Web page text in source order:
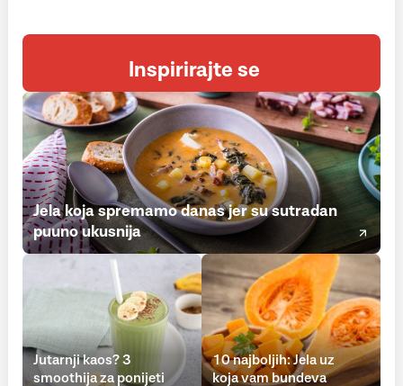
Inspirirajte se
Jela koja spremamo danas jer su sutradan
puuno ukusnija
Jutarnji kaos? 3
smoothija za ponijeti
10 najboljih: Jela uz
koja vam bundeva